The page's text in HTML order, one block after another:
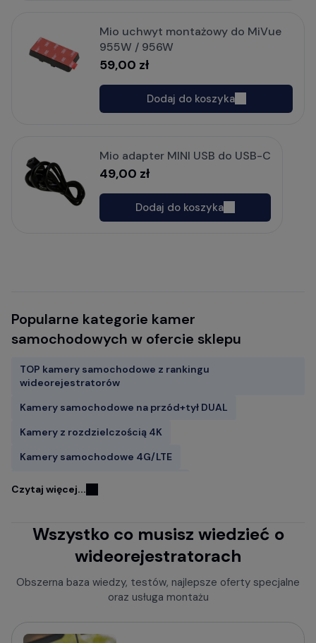
Mio uchwyt montażowy do MiVue
955W / 956W
59,00 zł
Dodaj do koszyka
Mio adapter MINI USB do USB-C
49,00 zł
Dodaj do koszyka
Popularne kategorie kamer
samochodowych w ofercie sklepu
TOP kamery samochodowe z rankingu
wideorejestratorów
Kamery samochodowe na przód+tył DUAL
Kamery z rozdzielczością 4K
Kamery samochodowe 4G/LTE
Kamery samochodowe FITCAMX
Wideorejestratory w lusterku wstecznym
Rejestratory jazdy z kamerą cofania
Kamery samochodowe z trybem parkingowym
Rejestratory trasy z czujnikiem ruchu
Czytaj więcej...
Wszystko co musisz wiedzieć o
wideorejestratorach
Obszerna baza wiedzy, testów, najlepsze oferty specjalne
oraz usługa montażu